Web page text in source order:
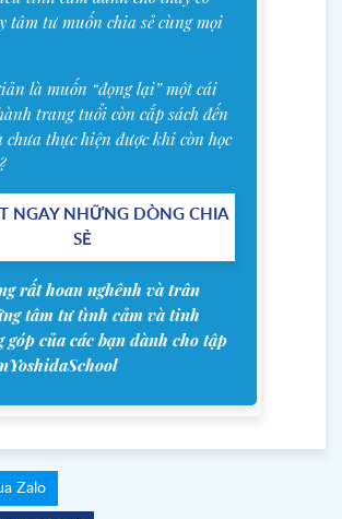
tâm tư muốn chia sẻ cùng mọi
là muốn “đọng lại” một cái
trang tuổi còn cắp sách đến
chưa thực hiện được khi còn học
NGAY NHỮNG DÒNG CHIA
SẺ
rất hoan nghênh và trân
tâm tư tình cảm và tinh
góp của các bạn dành cho tập
Zalo